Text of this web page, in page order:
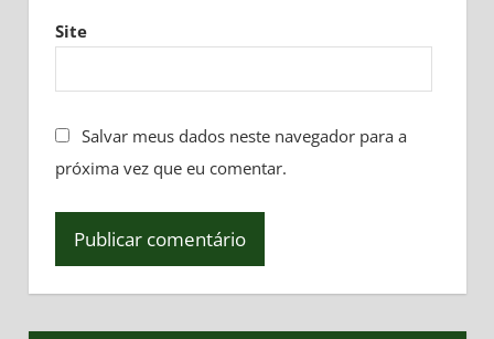
Site
Salvar meus dados neste navegador para a
próxima vez que eu comentar.